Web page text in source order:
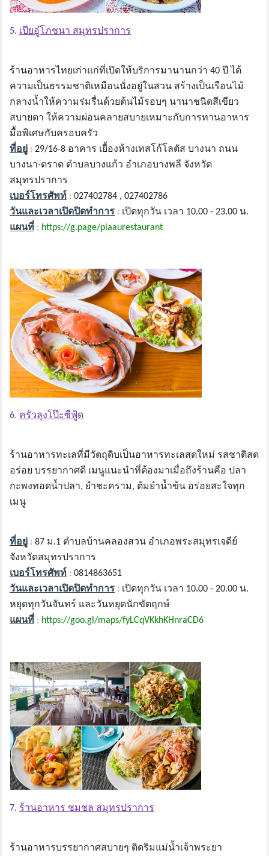
5. เปียอู๋โภชนา สมุทรปราการ
ร้านอาหารไทยเก่าแก่ที่เปิดให้บริการมานานกว่า 40 ปี ได้
ความเป็นธรรมชาติเหมือนนั่งอยู่ในสวน สร้างเป็นเรือนไม้
กลางน้ำให้ความร่มรื่นด้วยต้นไม้รอบๆ นานาชนิดสีเขียว
สบายตา ให้ความผ่อนคลายสบายเหมาะกับการทานอาหาร
มื้อพิเศษกับครอบครัว
ที่อยู่ : 29/16-8 อาคาร เยื้องห้างเทสโก้โลตัส บางนา ถนน
บางนา-ตราด ตำบลบางแก้ว อำเภอบางพลี จังหวัด
สมุทรปราการ
เบอร์โทรศัพท์ : 027402784 , 027402786
วันและเวลาเปิดปิดทำการ : เปิดทุกวัน เวลา 10.00 - 23.00 น.
แผนที่ : https://g.page/piaaurestaurant
6. ครัวลุงโป๊ะซีฟู้ด
ร้านอาหารทะเลที่มีวัตถุดิบเป็นอาหารทะเลสดใหม่ รสชาติสด
อร่อย บรรยากาศดี เมนูแนะนำที่ต้องมาเมื่อถึงร้านคือ ปลา
กะพงทอดน้ำปลา, ยำชะคราม, ต้มยำน้ำข้น อร่อยสะใจทุก
เมนู
ที่อยู่ : 87 ม.1 ตำบลบ้านคลองสวน อำเภอพระสมุทรเจดีย์
จังหวัดสมุทรปราการ
เบอร์โทรศัพท์ : 0814863651
วันและเวลาเปิดปิดทำการ : เปิดทุกวัน เวลา 10.00 - 20.00 น.
หยุดทุกวันจันทร์ และวันหยุดนักขัตฤกษ์
แผนที่ : https://goo.gl/maps/fyLCqVKkhKHnraCD6
7. ร้านอาหาร ชมชล สมุทรปราการ
ร้านอาหารบรรยากาศสบายๆ ติดริมแม่น้ำเจ้าพระยา